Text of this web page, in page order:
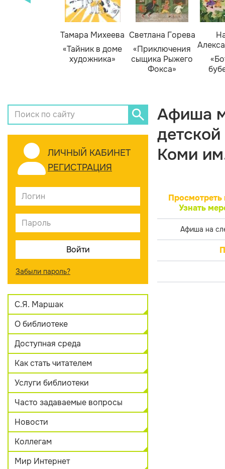
Тамара Михеева
«Тайник в доме
художника»
Светлана Горева
«Приключения
сыщика Рыжего
Фокса»
ЛИЧНЫЙ КАБИНЕТ
РЕГИСТРАЦИЯ
Забыли пароль?
С.Я. Маршак
О библиотеке
Доступная среда
Как стать читателем
Услуги библиотеки
Часто задаваемые вопросы
Новости
Коллегам
Мир Интернет
Афиша
Коми
Просмотреть
Узнать
Афиша на